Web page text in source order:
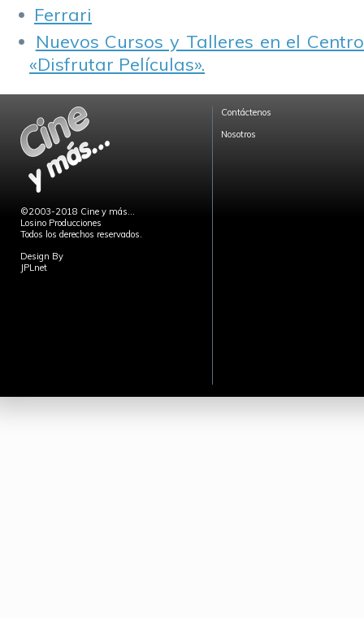
Ferrari
Nuevos Cursos y Talleres en el
«Disfrutar Películas».
©2003-2018 Cine y más...
Losino Producciones
Todos los derechos reservados.
Design By
JPLnet
Contáctenos
Nosotros